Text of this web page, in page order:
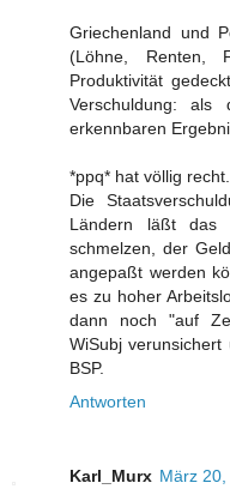
Griechenland und
(Löhne, Renten,
Produktivität
Verschuldung:
erkennbaren
*ppq* hat völlig recht.
Die
Ländern läßt das
schmelzen, der
angepaßt werden
es zu hoher
dann noch "auf
WiSubj
BSP.
Antworten
Karl_Murx März 20,